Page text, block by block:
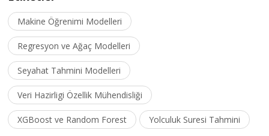
Makine Öğrenimi Modelleri
Regresyon ve Ağaç Modelleri
Seyahat Tahmini Modelleri
Veri Hazirligi Özellik Mühendisliği
XGBoost ve Random Forest Yolculuk Suresi Tahmini